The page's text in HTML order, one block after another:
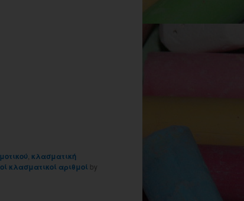
κλασματική
κλασματικοί αριθμοί by